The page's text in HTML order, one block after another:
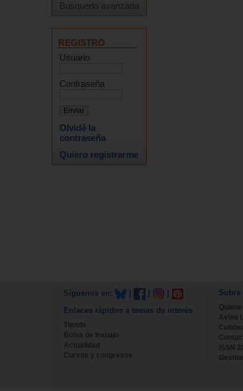
Busqueda avanzada
REGISTRO
Usuario
Contraseña
Olvidé la
contraseña
Quiero registrarme
Síguenos en:
Enlaces rápidos a temas de interés
Tienda
Bolsa de trabajo
Actualidad
Cursos y congresos
Aviso
ISSN